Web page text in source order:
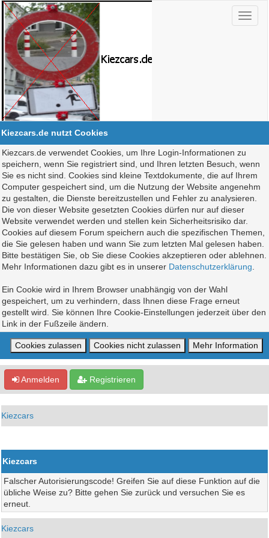
Kiezcars.de nutzt Cookies
Kiezcars.de verwendet Cookies, um Ihre Login-Informationen zu
speichern, wenn Sie registriert sind, und Ihren letzten Besuch, wenn
Sie es nicht sind. Cookies sind kleine Textdokumente, die auf Ihrem
Computer gespeichert sind, um die Nutzung der Website angenehm
zu gestalten, die Dienste bereitzustellen und Fehler zu analysieren.
Die von dieser Website gesetzten Cookies dürfen nur auf dieser
Website verwendet werden und stellen kein Sicherheitsrisiko dar.
Cookies auf diesem Forum speichern auch die spezifischen Themen,
die Sie gelesen haben und wann Sie zum letzten Mal gelesen haben.
Bitte bestätigen Sie, ob Sie diese Cookies akzeptieren oder ablehnen.
Mehr Informationen dazu gibt es in unserer Datenschutzerklärung
Ein Cookie wird in Ihrem Browser unabhängig von der Wahl
gespeichert, um zu verhindern, dass Ihnen diese Frage erneut
gestellt wird. Sie können Ihre Cookie-Einstellungen jederzeit über den
Link in der Fußzeile ändern.
Anmelden Registrieren
Kiezcars
Kiezcars
Falscher Autorisierungscode! Greifen Sie auf diese Funktion auf die
übliche Weise zu? Bitte gehen Sie zurück und versuchen Sie es
erneut.
Kiezcars